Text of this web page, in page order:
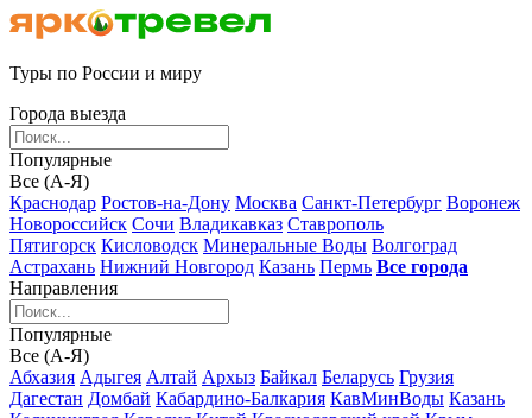
Туры по России и миру
Города выезда
Популярные
Все (А-Я)
Краснодар Ростов-на-Дону Москва Санкт-Петербург Воронеж
Новороссийск Сочи Владикавказ Ставрополь
Пятигорск Кисловодск Минеральные Воды Волгоград
Астрахань Нижний Новгород Казань Пермь Все города
Направления
Популярные
Все (А-Я)
Абхазия Адыгея Алтай Архыз Байкал Беларусь Грузия
Дагестан Домбай Кабардино-Балкария КавМинВоды Казань